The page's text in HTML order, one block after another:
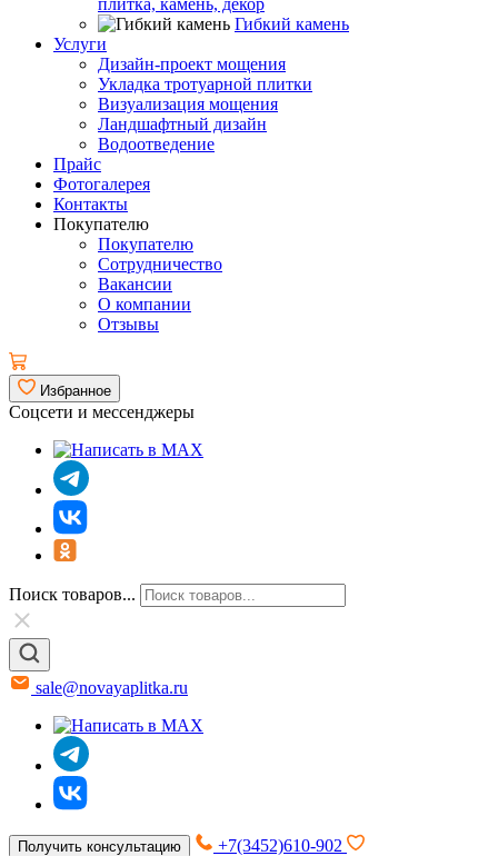
плитка, камень, декор
Гибкий камень
Услуги
Дизайн-проект мощения
Укладка тротуарной плитки
Визуализация мощения
Ландшафтный дизайн
Водоотведение
Прайс
Фотогалерея
Контакты
Покупателю
Покупателю
Сотрудничество
Вакансии
О компании
Отзывы
Избранное
Соцсети и мессенджеры
Поиск товаров...
sale@novayaplitka.ru
Получить консультацию +7(3452)610-902